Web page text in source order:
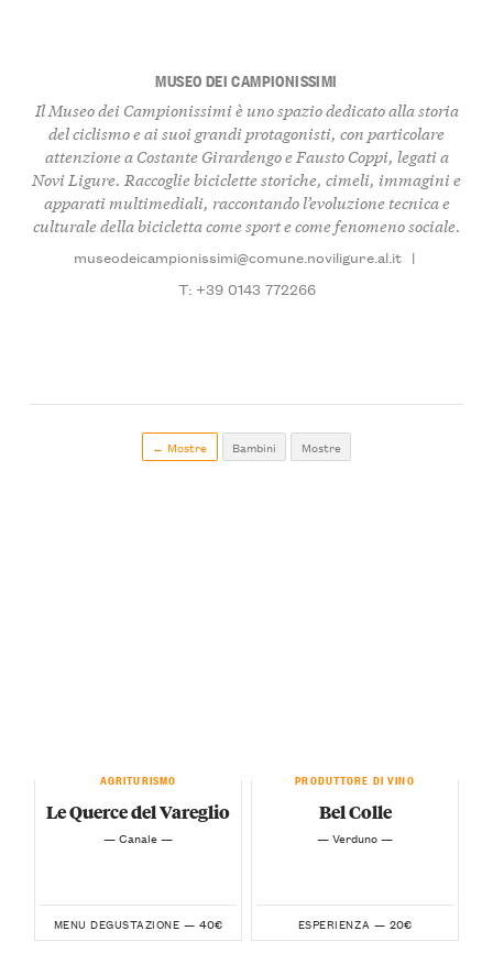
MUSEO DEI CAMPIONISSIMI
Il Museo dei Campionissimi è uno spazio dedicato alla storia
del ciclismo e ai suoi grandi protagonisti, con particolare
attenzione a Costante Girardengo e Fausto Coppi, legati a
Novi Ligure. Raccoglie biciclette storiche, cimeli, immagini e
apparati multimediali, raccontando l’evoluzione tecnica e
culturale della bicicletta come sport e come fenomeno sociale.
museodeicampionissimi@comune.noviligure.al.it |
T: +39 0143 772266
← Mostre Bambini Mostre
AGRITURISMO
Le Querce del Vareglio
— Canale —
MENU DEGUSTAZIONE — 40€
PRODUTTORE DI VINO
Bel Colle
— Verduno —
ESPERIENZA — 20€